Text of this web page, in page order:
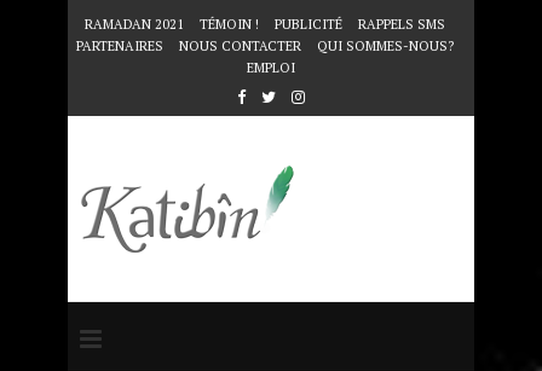
RAMADAN 2021 TÉMOIN ! PUBLICITÉ
RAPPELS SMS
PARTENAIRES
NOUS CONTACTER
QUI SOMMES-NOUS?
EMPLOI
Accueil